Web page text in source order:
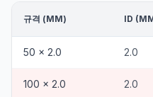
규격 (MM) ID
50 x 2.0 2.0
100 x 2.0 2.0